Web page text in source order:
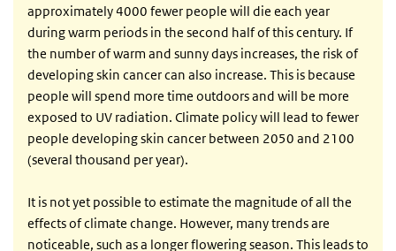
approximately 4000 fewer people will die each year
during warm periods in the second half of this century. If
the number of warm and sunny days increases, the risk of
developing skin cancer can also increase. This is because
people will spend more time outdoors and will be more
exposed to UV radiation. Climate policy will lead to fewer
people developing skin cancer between 2050 and 2100
(several thousand per year).
It is not yet possible to estimate the magnitude of all the
effects of climate change. However, many trends are
noticeable, such as a longer flowering season. This leads to